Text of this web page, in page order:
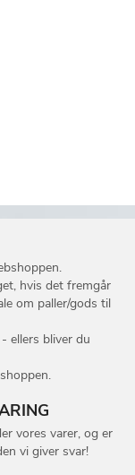
hvis det fremgår
om paller/gods til
ellers bliver du
vores varer, og er
vi giver svar!